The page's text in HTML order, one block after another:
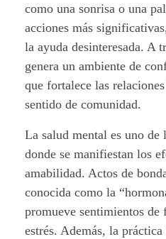
d
:
M
e
d
i
c
i
como una sonrisa o una
acciones más
la ayuda desinteresada. A
genera un ambiente de
que fortalece las
sentido de comunidad.
La salud mental es uno de
donde se manifiestan los
amabilidad. Actos de
conocida como la
promueve sentimientos
estrés. Además, la